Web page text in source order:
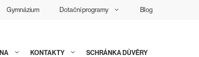
Gymnázium Dotační programy Blog
KONTAKTY SCHRÁNKA DŮVĚRY